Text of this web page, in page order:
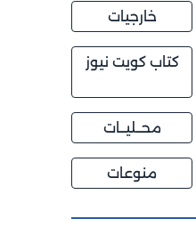
خارجيات
كتاب كويت نيوز
محــليــات
منوعات